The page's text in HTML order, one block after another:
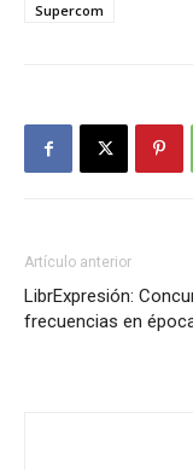
Supercom
Artículo anterior
LibrExpresión:
frecuencias en